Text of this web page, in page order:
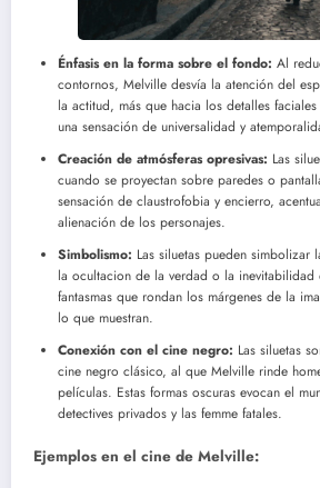
Énfasis en la forma sobre el fondo: Al
contornos, Melville desvía la atención del
la actitud, más que hacia los detalles
una sensación de universalidad y
Creación de atmósferas opresivas: Las
cuando se proyectan sobre paredes o
sensación de claustrofobia y encierro,
alienación de los personajes.
Simbolismo: Las siluetas pueden
la ocultacion de la verdad o la inevitabilidad
fantasmas que rondan los márgenes de la
lo que muestran.
Conexión con el cine negro: Las siluetas
cine negro clásico, al que Melville rinde
películas. Estas formas oscuras evocan el
detectives privados y las femme fatales.
Ejemplos en el cine de Melville: